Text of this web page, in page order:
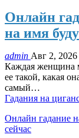
Онлайн
на имя
admin Авг 2, 2026
Каждая женщина
ее такой, какая
самый…
Гадания на
Онлайн гадание
сейчас